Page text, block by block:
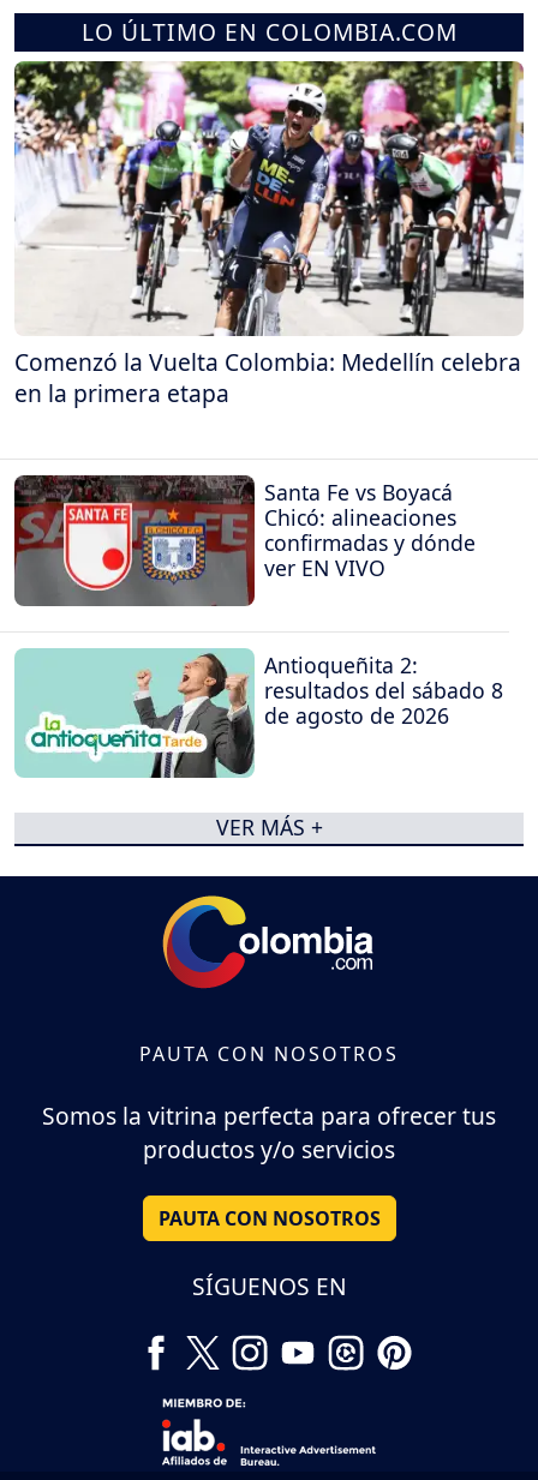
LO ÚLTIMO EN COLOMBIA.COM
Comenzó la Vuelta Colombia: Medellín celebra
en la primera etapa
Santa Fe vs Boyacá
Chicó: alineaciones
confirmadas y dónde
ver EN VIVO
Antioqueñita 2:
resultados del sábado 8
de agosto de 2026
VER MÁS +
PAUTA CON NOSOTROS
Somos la vitrina perfecta para ofrecer tus
productos y/o servicios
PAUTA CON NOSOTROS
SÍGUENOS EN